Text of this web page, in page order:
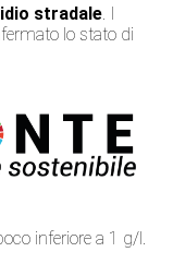
stradale. I
lo stato di
inferiore a 1 g/l.